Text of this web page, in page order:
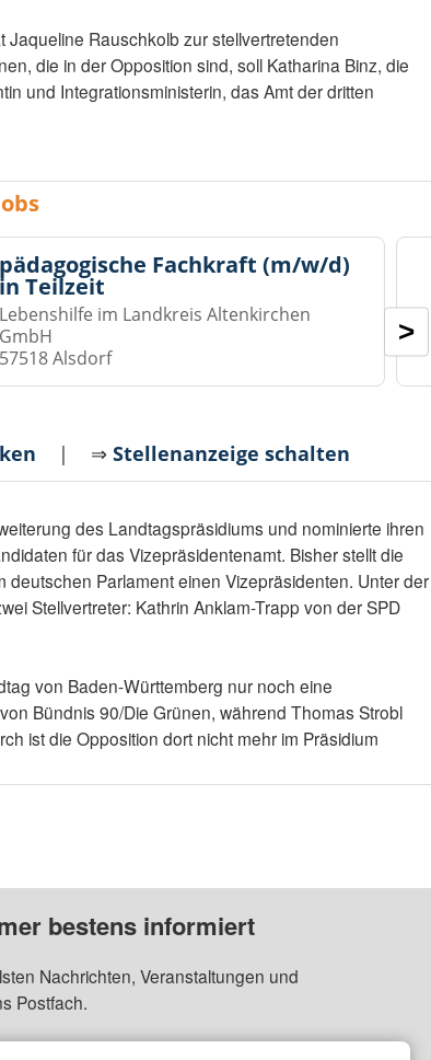
Jaqueline Rauschkolb zur stellvertretenden
die in der Opposition sind, soll Katharina Binz, die
und Integrationsministerin, das Amt der dritten
pädagogische Fachkraft (m/w/d)
in Teilzeit
Lebenshilfe im Landkreis Altenkirchen
GmbH
57518 Alsdorf
>
| ⇒Stellenanzeige schalten
des Landtagspräsidiums und nominierte ihren
für das Vizepräsidentenamt. Bisher stellt die
deutschen Parlament einen Vizepräsidenten. Unter der
Stellvertreter: Kathrin Anklam-Trapp von der SPD
von Baden-Württemberg nur noch eine
Bündnis 90/Die Grünen, während Thomas Strobl
ist die Opposition dort nicht mehr im Präsidium
bestens informiert
Nachrichten, Veranstaltungen und
Postfach.